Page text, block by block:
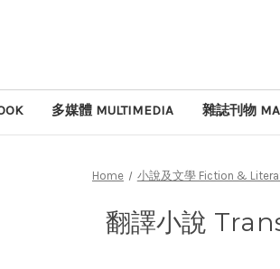
多媒體 MULTIMEDIA 雜誌刊物
Home 小說及文學 Fiction &
翻譯小說